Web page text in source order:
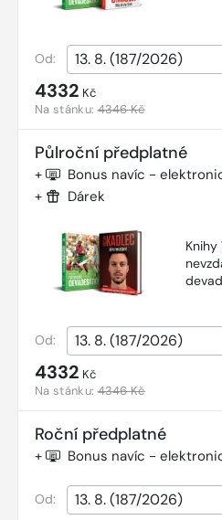
Od:
4332 Kč
Na stánku:4346 Kč
Půlroční předplatné
+ Bonus navíc -
+ Dárek
Knihy
Od:
4332 Kč
Na stánku:4346 Kč
Roční předplatné
+ Bonus navíc -
Od: